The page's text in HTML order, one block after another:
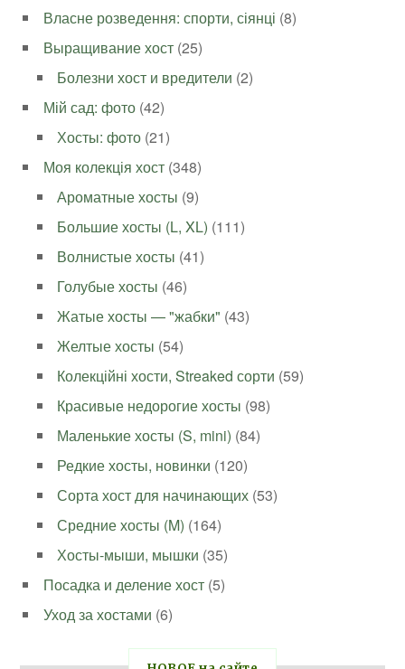
Власне розведення: спорти, сіянці (8)
Выращивание хост (25)
Болезни хост и вредители (2)
Мій сад: фото (42)
Хосты: фото (21)
Моя колекція хост (348)
Ароматные хосты (9)
Большие хосты (L, XL) (111)
Волнистые хосты (41)
Голубые хосты (46)
Жатые хосты — "жабки" (43)
Желтые хосты (54)
Колекційні хости, Streaked сорти (59)
Красивые недорогие хосты (98)
Маленькие хосты (S, mini) (84)
Редкие хосты, новинки (120)
Сорта хост для начинающих (53)
Средние хосты (M) (164)
Хосты-мыши, мышки (35)
Посадка и деление хост (5)
Уход за хостами (6)